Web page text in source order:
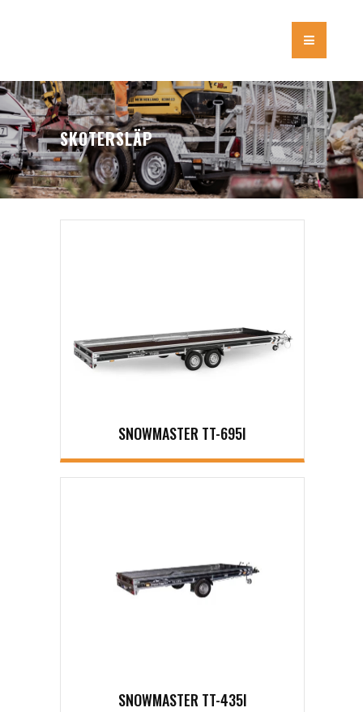
SKOTERSLÄP
SNOWMASTER TT-695I
SNOWMASTER TT-435I